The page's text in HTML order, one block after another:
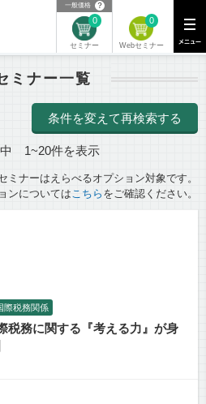
一般価格 ？
セミナー
0
Webセミナー
0
ミナー一覧
条件を変えて再検索する
1~20件を表示
ナーはえらべるオプション対象です。
ンについてはこちら をご確認ください。
際税務関係
税務に関する『考える力』が身